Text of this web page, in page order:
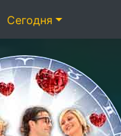
Сегодня